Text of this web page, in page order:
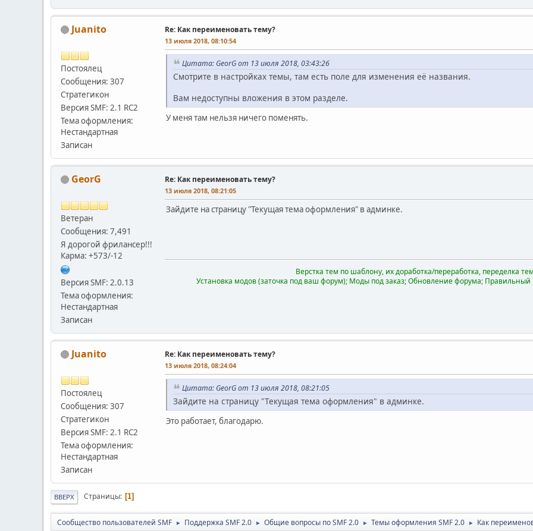
Juanito
Постоялец
Сообщения: 307
Стратегикон
Версия SMF: 2.1 RC2
Тема оформления:
Нестандартная
Записан
Re: Как переименовать тему?
13 июля 2018, 08:10:54
Цитата: GeorG от 13 июля 2018, 03:43:26
Смотрите в настройках темы, там есть поле для изменения её названия.
Вам недоступны вложения в этом разделе.
У меня там нельзя ничего поменять.
GeorG
Ветеран
Сообщения: 7,491
Я дорогой фрилансер!!!
Карма: +573/-12
Версия SMF: 2.0.13
Тема оформления:
Нестандартная
Записан
Re: Как переименовать тему?
13 июля 2018, 08:21:05
Зайдите на страницу "Текущая тема оформления" в админке.
Верстка тем по шаблону, их доработка/переработка, переделка
Установка модов (заточка под ваш форум); Моды под заказ; Обновление форума;
Juanito
Постоялец
Сообщения: 307
Стратегикон
Версия SMF: 2.1 RC2
Тема оформления:
Нестандартная
Записан
Re: Как переименовать тему?
13 июля 2018, 08:24:04
Цитата: GeorG от 13 июля 2018, 08:21:05
Зайдите на страницу "Текущая тема оформления" в админке.
Это работает, благодарю.
ВВЕРХ Страницы 1
Cообщество пользователей SMF ► Поддержка SMF 2.0 ► Общие вопросы по SMF 2.0 ► Темы оформления SMF 2.0 ► Как